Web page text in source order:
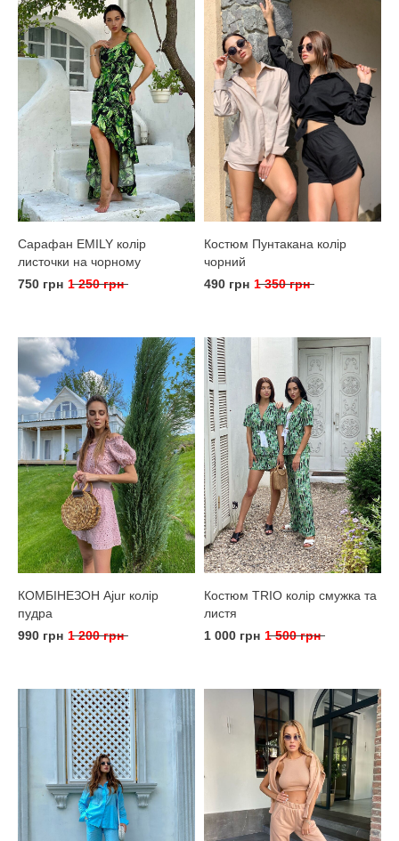
Сарафан EMILY колір
листочки на чорному
750 грн 1 250 грн
Костюм Пунтакана колір
чорний
490 грн 1 350 грн
КОМБІНЕЗОН Ajur колір
пудра
990 грн 1 200 грн
Костюм TRIO колір смужка та
листя
1 000 грн 1 500 грн